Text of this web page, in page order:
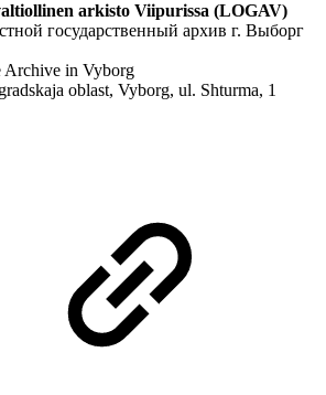
arkisto Viipurissa (LOGAV)
государственный архив г. Выборг
Archive in Vyborg
oblast, Vyborg, ul. Shturma, 1